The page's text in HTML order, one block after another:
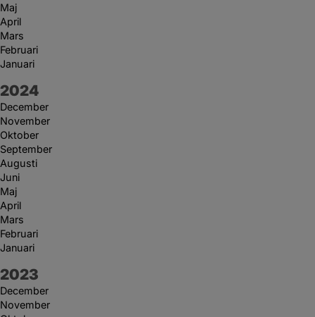
Maj
April
Mars
Februari
Januari
År:
2024
December
November
Oktober
September
Augusti
Juni
Maj
April
Mars
Februari
Januari
År:
2023
December
November